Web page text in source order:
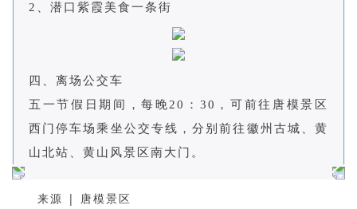
2、潜口紫霞美食一条街
四、离场公交车
五一节假日期间，每晚20：30，可前往唐模景区
西门停车场乘坐公交专线，分别前往徽州古城、黄
山北站、黄山风景区南大门。
来源 | 唐模景区